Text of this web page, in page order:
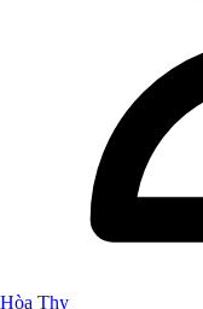
Hòa Thy